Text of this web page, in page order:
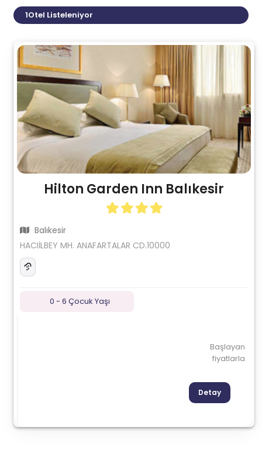
1Otel Listeleniyor
Hilton Garden Inn Balıkesir
Balıkesir
HACIİLBEY MH. ANAFARTALAR CD.10000
0 - 6 Çocuk Yaşı
Başlayan
fiyatlarla
Detay